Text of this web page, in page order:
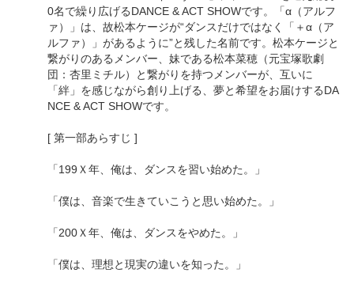
0名で繰り広げるDANCE & ACT SHOWです。「α（アルフ
ァ）」は、故松本ケージが“ダンスだけではなく「＋α（ア
ルファ）」があるように”と残した名前です。松本ケージと
繋がりのあるメンバー、妹である松本菜穂（元宝塚歌劇
団：杏里ミチル）と繋がりを持つメンバーが、互いに
「絆」を感じながら創り上げる、夢と希望をお届けするDA
NCE & ACT SHOWです。
[ 第一部あらすじ ]
「199Ｘ年、俺は、ダンスを習い始めた。」
「僕は、音楽で生きていこうと思い始めた。」
「200Ｘ年、俺は、ダンスをやめた。」
「僕は、理想と現実の違いを知った。」